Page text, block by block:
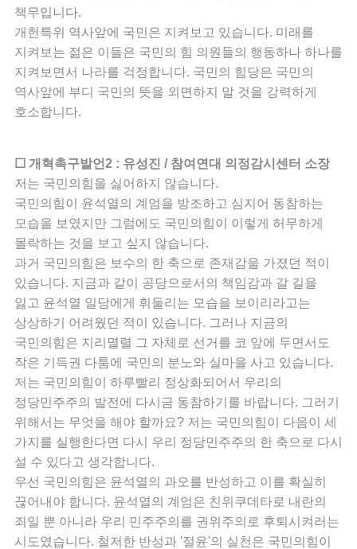
책무입니다.
개헌특위 역사앞에 국민은 지켜보고 있습니다. 미래를
지켜보는 젊은 이들은 국민의 힘 의원들의 행동하나 하나를
지켜보면서 나라를 걱정합니다. 국민의 힘당은 국민의
역사앞에 부디 국민의 뜻을 외면하지 말 것을 강력하게
호소합니다.
☐ 개혁촉구발언2 : 유성진 / 참여연대 의정감시센터 소장
저는 국민의힘을 싫어하지 않습니다.
국민의힘이 윤석열의 계엄을 방조하고 심지어 동참하는
모습을 보였지만 그럼에도 국민의힘이 이렇게 허무하게
몰락하는 것을 보고 싶지 않습니다.
과거 국민의힘은 보수의 한 축으로 존재감을 가졌던 적이
있습니다. 지금과 같이 공당으로서의 책임감과 갈 길을
잃고 윤석열 일당에게 휘둘리는 모습을 보이리라고는
상상하기 어려웠던 적이 있습니다. 그러나 지금의
국민의힘은 지리멸렬 그 자체로 선거를 코 앞에 두면서도
작은 기득권 다툼에 국민의 분노와 실마을 사고 있습니다.
저는 국민의힘이 하루빨리 정상화되어서 우리의
정당민주주의 발전에 다시금 동참하기를 바랍니다. 그러기
위해서는 무엇을 해야 할까요? 저는 국민의힘이 다음이 세
가지를 실행한다면 다시 우리 정당민주주의 한 축으로 다시
설 수 있다고 생각합니다.
우선 국민의힘은 윤석열의 과오를 반성하고 이를 확실히
끊어내야 합니다. 윤석열의 계엄은 친위쿠데타로 내란의
죄일 뿐 아니라 우리 민주주의를 권위주의로 후퇴시켜러는
시도였습니다. 철저한 반성과 '절윤'의 실천은 국민의힘이